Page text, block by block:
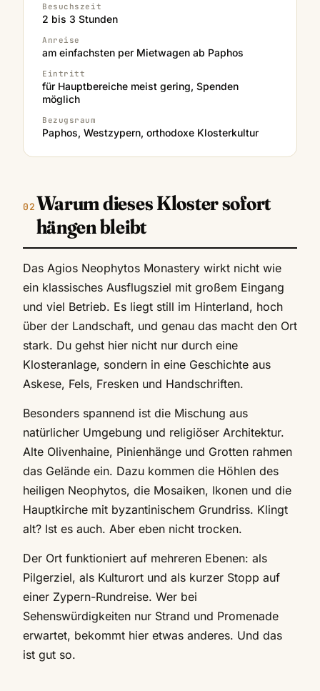
Besuchszeit
2 bis 3 Stunden
Anreise
am einfachsten per Mietwagen ab Paphos
Eintritt
für Hauptbereiche meist gering, Spenden
möglich
Bezugsraum
Paphos, Westzypern, orthodoxe Klosterkultur
Warum dieses Kloster sofort
hängen bleibt
Das Agios Neophytos Monastery wirkt nicht wie
ein klassisches Ausflugsziel mit großem Eingang
und viel Betrieb. Es liegt still im Hinterland, hoch
über der Landschaft, und genau das macht den Ort
stark. Du gehst hier nicht nur durch eine
Klosteranlage, sondern in eine Geschichte aus
Askese, Fels, Fresken und Handschriften.
Besonders spannend ist die Mischung aus
natürlicher Umgebung und religiöser Architektur.
Alte Olivenhaine, Pinienhänge und Grotten rahmen
das Gelände ein. Dazu kommen die Höhlen des
heiligen Neophytos, die Mosaiken, Ikonen und die
Hauptkirche mit byzantinischem Grundriss. Klingt
alt? Ist es auch. Aber eben nicht trocken.
Der Ort funktioniert auf mehreren Ebenen: als
Pilgerziel, als Kulturort und als kurzer Stopp auf
einer Zypern-Rundreise. Wer bei
Sehenswürdigkeiten nur Strand und Promenade
erwartet, bekommt hier etwas anderes. Und das
ist gut so.